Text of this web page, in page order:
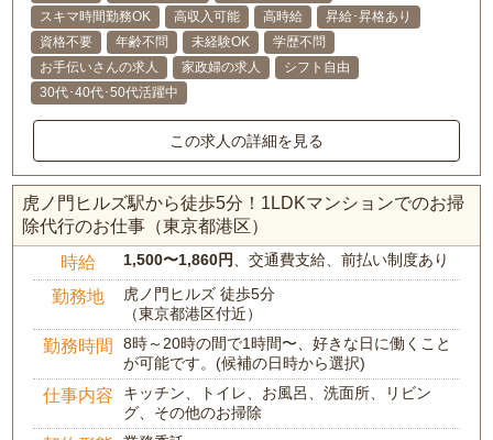
スキマ時間勤務OK
高収入可能 高時給
昇給･昇格あり
資格不要
年齢不問 未経験OK
学歴不問
お手伝いさんの求人
家政婦の求人
シフト自由
30代･40代･50代活躍中
この求人の詳細を見る
虎ノ門ヒルズ駅から徒歩5分！1LDKマンションでのお掃
除代行のお仕事（東京都港区）
時給 1,500〜1,860円 、交通費支給、前払い制度あり
勤務地
虎ノ門ヒルズ 徒歩5分
（東京都港区付近）
勤務時間
8時～20時の間で1時間〜、好きな日に働くこと
が可能です。(候補の日時から選択)
仕事内容
キッチン、トイレ、お風呂、洗面所、リビン
グ、その他のお掃除